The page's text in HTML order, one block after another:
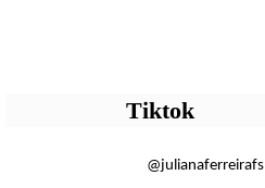
Tiktok
@julianaferreirafs